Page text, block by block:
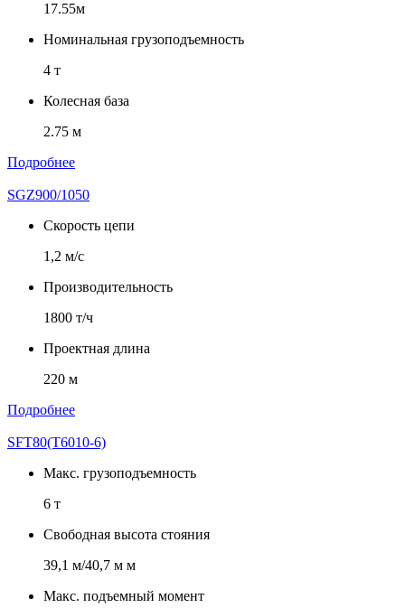
17.55м
Номинальная грузоподъемность
4 т
Колесная база
2.75 м
Подробнее
SGZ900/1050
Скорость цепи
1,2 м/с
Производительность
1800 т/ч
Проектная длина
220 м
Подробнее
SFT80(T6010-6)
Макс. грузоподъемность
6 т
Свободная высота стояния
39,1 м/40,7 м м
Макс. подъемный момент